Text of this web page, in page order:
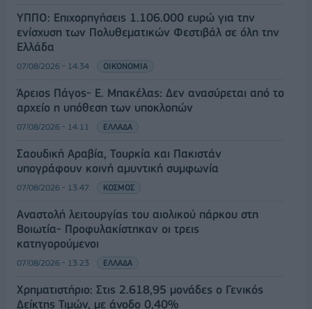
ΥΠΠΟ: Επιχορηγήσεις 1.106.000 ευρώ για την
ενίσχυση των Πολυθεματικών Φεστιβάλ σε όλη την
Ελλάδα
07/08/2026 - 14:34 ΟΙΚΟΝΟΜΙΑ
Άρειος Πάγος- Ε. Μπακέλας: Δεν ανασύρεται από το
αρχείο η υπόθεση των υποκλοπών
07/08/2026 - 14:11 ΕΛΛΑΔΑ
Σαουδική Αραβία, Τουρκία και Πακιστάν
υπογράφουν κοινή αμυντική συμφωνία
07/08/2026 - 13:47 ΚΟΣΜΟΣ
Αναστολή λειτουργίας του αιολικού πάρκου στη
Βοιωτία- Προφυλακίστηκαν οι τρεις
κατηγορούμενοι
07/08/2026 - 13:23 ΕΛΛΑΔΑ
Χρηματιστήριο: Στις 2.618,95 μονάδες ο Γενικός
Δείκτης Τιμών, με άνοδο 0,40%